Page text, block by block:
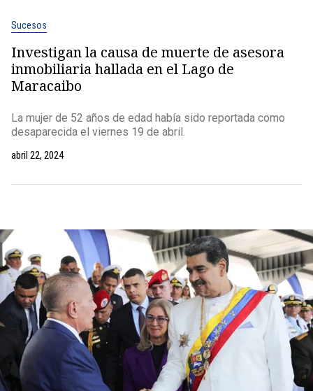
Sucesos
Investigan la causa de muerte de asesora
inmobiliaria hallada en el Lago de
Maracaibo
La mujer de 52 años de edad había sido reportada como
desaparecida el viernes 19 de abril.
abril 22, 2024